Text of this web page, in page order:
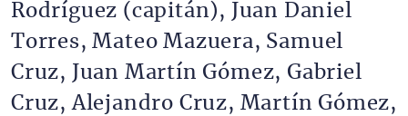
Rodríguez (capitán), Juan Daniel
Torres, Mateo Mazuera, Samuel
Cruz, Juan Martín Gómez, Gabriel
Cruz, Alejandro Cruz, Martín Gómez,